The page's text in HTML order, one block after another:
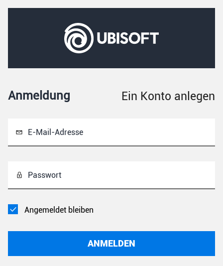
Anmeldung Ein Konto anlegen
E-Mail-Adresse
Passwort
Angemeldet bleiben
ANMELDEN